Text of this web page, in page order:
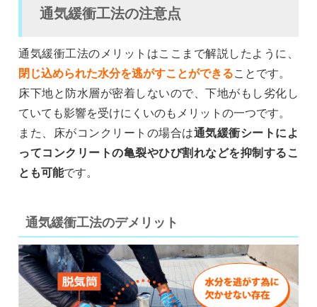
通気緩衝工法の注意点
通気緩衝工法のメリットはここまで解説したように、
閉じ込められた水分を逃がすことができることです。
床下地と防水層が密着しないので、下地がもし劣化し
ていても影響を受けにくいのもメリットの一つです。
また、床がコンクリートの場合は通気緩衝シートによ
ってコンクリートの亀裂やひび割れなどを抑制するこ
とも可能です。
通気緩衝工法のデメリット